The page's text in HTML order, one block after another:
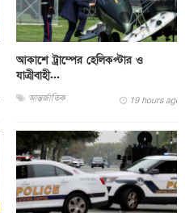
আকাশে ট্রাম্পের হেলিকপ্টার ও
যাত্রীবাহী...
আন্তর্জাতিক 19 hours ago